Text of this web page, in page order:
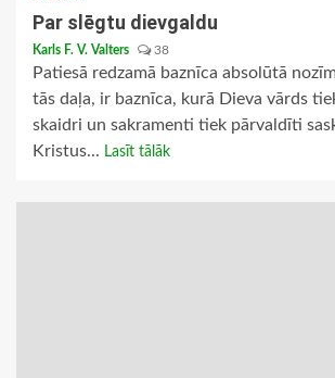
Par slēgtu dievgaldu
Karls F. V. Valters 38
Patiesā redzamā baznīca absolūtā
tās daļa, ir baznīca, kurā Dieva vārds
skaidri un sakramenti tiek pārvaldīti
Kristus... Lasīt tālāk